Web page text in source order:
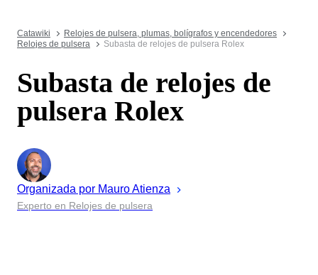
Catawiki
Relojes de pulsera, plumas, bolígrafos y encendedores
Relojes de pulsera
Subasta de relojes de pulsera Rolex
Subasta de relojes de
pulsera Rolex
Organizada por MauroAtienza
Experto en Relojes de pulsera